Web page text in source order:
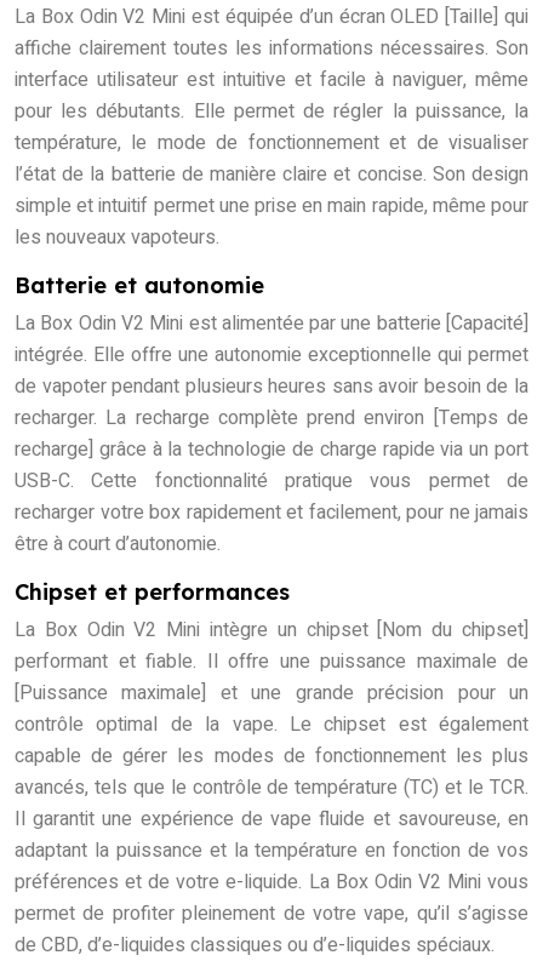
La Box Odin V2 Mini est équipée d’un écran OLED [Taille] qui
affiche clairement toutes les informations nécessaires. Son
interface utilisateur est intuitive et facile à naviguer, même
pour les débutants. Elle permet de régler la puissance, la
température, le mode de fonctionnement et de visualiser
l’état de la batterie de manière claire et concise. Son design
simple et intuitif permet une prise en main rapide, même pour
les nouveaux vapoteurs.
Batterie et autonomie
La Box Odin V2 Mini est alimentée par une batterie [Capacité]
intégrée. Elle offre une autonomie exceptionnelle qui permet
de vapoter pendant plusieurs heures sans avoir besoin de la
recharger. La recharge complète prend environ [Temps de
recharge] grâce à la technologie de charge rapide via un port
USB-C. Cette fonctionnalité pratique vous permet de
recharger votre box rapidement et facilement, pour ne jamais
être à court d’autonomie.
Chipset et performances
La Box Odin V2 Mini intègre un chipset [Nom du chipset]
performant et fiable. Il offre une puissance maximale de
[Puissance maximale] et une grande précision pour un
contrôle optimal de la vape. Le chipset est également
capable de gérer les modes de fonctionnement les plus
avancés, tels que le contrôle de température (TC) et le TCR.
Il garantit une expérience de vape fluide et savoureuse, en
adaptant la puissance et la température en fonction de vos
préférences et de votre e-liquide. La Box Odin V2 Mini vous
permet de profiter pleinement de votre vape, qu’il s’agisse
de CBD, d’e-liquides classiques ou d’e-liquides spéciaux.